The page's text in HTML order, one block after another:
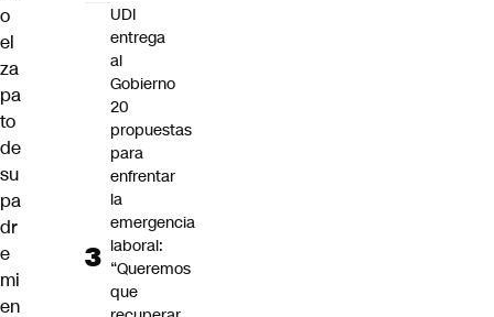
o
el
za
pa
to
de
su
pa
dr
e
mi
en
UDI
entrega
al
Gobierno
20
propuestas
para
enfrentar
la
emergencia
laboral:
“Queremos
que